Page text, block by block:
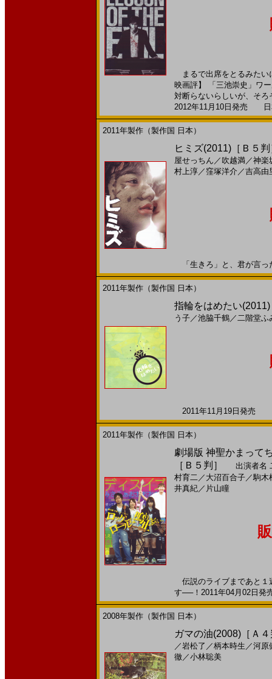
まるで出席をとるみたい
映画評】 「三池崇史」ワ
対断らないらしいが、そ
2012年11月10日発売 日
2011年製作（製作国 日本）
ヒミズ(2011)［Ｂ５
屋せっちん ／ 吹越満／神楽
村上淳／ 窪塚洋介 ／吉高由
「生きろ」と、君が言
2011年製作（製作国 日本）
指輪をはめたい
う子／池脇千鶴／二階堂ふ
2011年11月19日発売
2011年製作（製作国 日本）
劇場版 神聖かまって
［Ｂ５判］
出演者名
村育二／ 大沼百合子／駒木
井真紀／ 片山瞳
伝説のライブまであと１
す──！2011年04月02日
2008年製作（製作国 日本）
ガマの油(2008)［Ａ
／岩松了 ／柄本時生 ／河原
徹 ／小林聡美